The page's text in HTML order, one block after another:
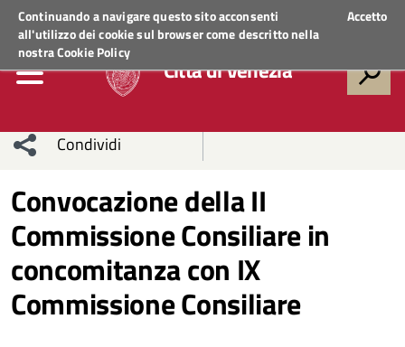
Continuando a navigare questo sito acconsenti
all'utilizzo dei cookie sul browser come descritto nella
nostraCookie Policy
Accetto
Regione VenetoACCEDI AI SERVIZI
Città di Venezia
Condividi
sui social
network
Condividi
Condividi
su
Facebook
Condividi
su
Twitter
Condividi
su
Condividi
Convocazione della II
Commissione Consiliare in
concomitanza con IX
Commissione Consiliare